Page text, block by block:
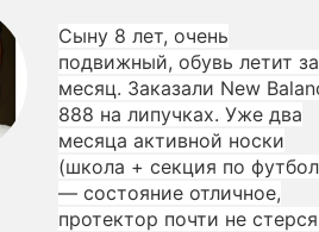
Сыну 8 лет, очень
подвижный, обувь летит за
месяц. Заказали New
888 на липучках. Уже два
месяца активной носки
(школа + секция по
— состояние отличное,
протектор почти не